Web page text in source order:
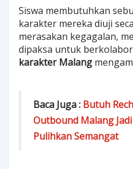
Siswa membutuhkan
karakter mereka diuji
merasakan kegagalan,
dipaksa untuk
karakter Malang
Baca Juga : Butuh
Outbound Malang
Pulihkan Semangat